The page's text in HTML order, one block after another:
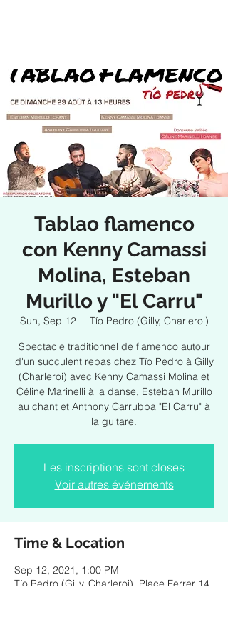
Tablao flamenco
con Kenny Camassi
Molina, Esteban
Murillo y "El Carru"
Sun, Sep 12
  |
Tío Pedro (Gilly, Charleroi)
Spectacle traditionnel de flamenco autour
d'un succulent repas chez Tío Pedro à Gilly
(Charleroi) avec Kenny Camassi Molina et
Céline Marinelli à la danse, Esteban Murillo
au chant et Anthony Carrubba "El Carru" à
la guitare.
Les inscriptions sont closes
Voir autres événements
Time & Location
Sep 12, 2021, 1:00 PM
Tío Pedro (Gilly, Charleroi), Place Ferrer 14,